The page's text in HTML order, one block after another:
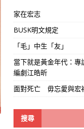
家在宏志
BUSK明文規定
「毛」中生「友」
當下就是黃金年代：專
編劇江皓昕
面對死亡 毋忘愛與宏
搜尋